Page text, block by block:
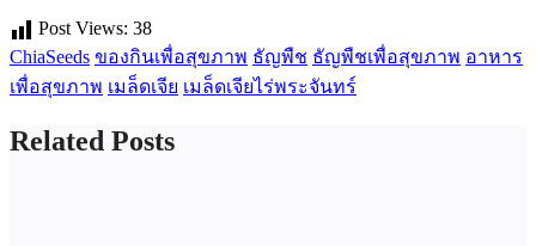
Post Views: 38
ChiaSeeds ของกินเพื่อสุขภาพ ธัญพืช ธัญพืชเพื่อสุขภาพ อาหาร
เพื่อสุขภาพ เมล็ดเจีย เมล็ดเจียไร่พระจันทร์
Related Posts